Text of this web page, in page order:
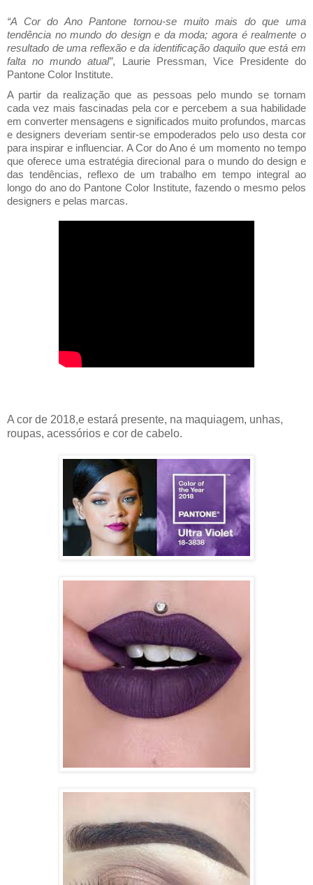
“A Cor do Ano Pantone tornou-se muito mais do que uma
tendência no mundo do design e da moda; agora é realmente o
resultado de uma reflexão e da identificação daquilo que está em
falta no mundo atual”, Laurie Pressman, Vice Presidente do
Pantone Color Institute.
A partir da realização que as pessoas pelo mundo se tornam
cada vez mais fascinadas pela cor e percebem a sua habilidade
em converter mensagens e significados muito profundos, marcas
e designers deveriam sentir-se empoderados pelo uso desta cor
para inspirar e influenciar. A Cor do Ano é um momento no tempo
que oferece uma estratégia direcional para o mundo do design e
das tendências, reflexo de um trabalho em tempo integral ao
longo do ano do Pantone Color Institute, fazendo o mesmo pelos
designers e pelas marcas.
A cor de 2018,e estará presente, na maquiagem, unhas,
roupas, acessórios e cor de cabelo.